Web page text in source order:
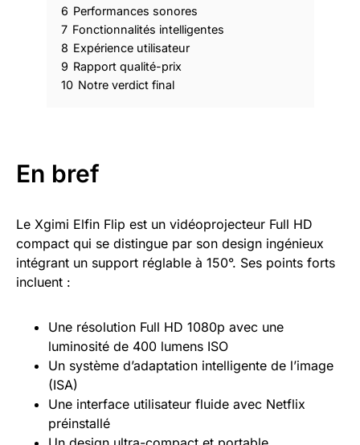
6 Performances sonores
7 Fonctionnalités intelligentes
8 Expérience utilisateur
9 Rapport qualité-prix
10 Notre verdict final
En bref
Le Xgimi Elfin Flip est un vidéoprojecteur Full HD
compact qui se distingue par son design ingénieux
intégrant un support réglable à 150°. Ses points forts
incluent :
Une résolution Full HD 1080p avec une
luminosité de 400 lumens ISO
Un système d’adaptation intelligente de l’image
(ISA)
Une interface utilisateur fluide avec Netflix
préinstallé